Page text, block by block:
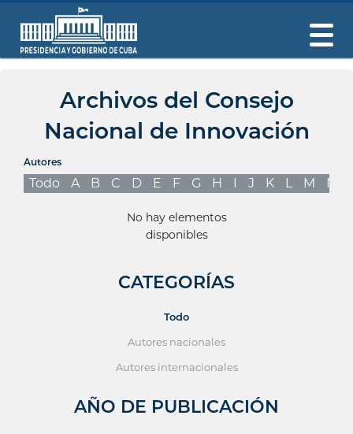
Archivos del Consejo
Nacional de Innovación
Autores
Todo A B C D E F G H I J K L M N
No hay elementos
disponibles
CATEGORÍAS
Todo
Autores nacionales
Autores internacionales
AÑO DE PUBLICACIÓN